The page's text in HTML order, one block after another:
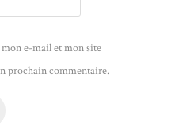
e-mail et mon site
prochain commentaire.